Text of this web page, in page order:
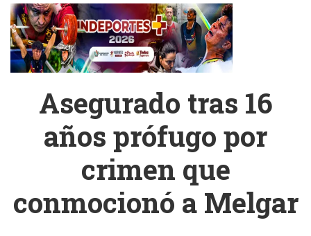
Asegurado tras 16
años prófugo por
crimen que
conmocionó a Melgar